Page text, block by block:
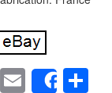
T E Share